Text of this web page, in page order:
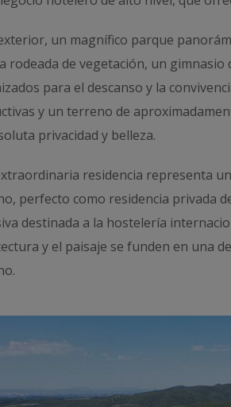
un magnífico parque
rodeada de vegetación, un
para el descanso y la
y un terreno de
privacidad y belleza.
residencia representa
perfecto como residencia privada
destinada a la hostelería
y el paisaje se funden en una